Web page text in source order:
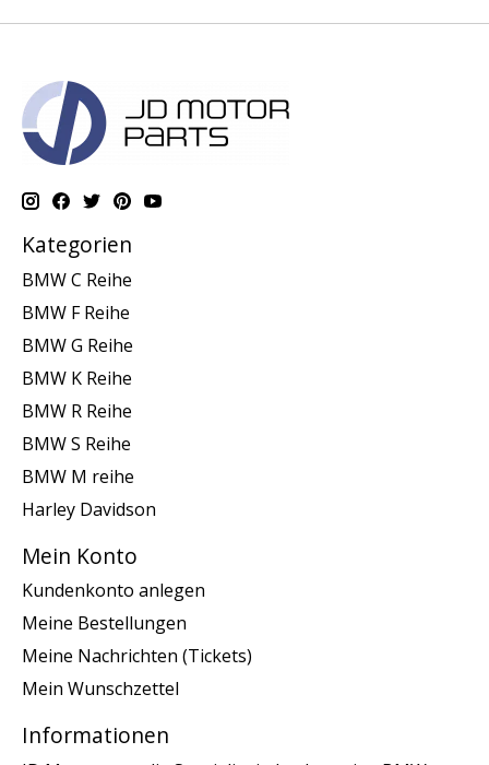
Kategorien
BMW C Reihe
BMW F Reihe
BMW G Reihe
BMW K Reihe
BMW R Reihe
BMW S Reihe
BMW M reihe
Harley Davidson
Mein Konto
Kundenkonto anlegen
Meine Bestellungen
Meine Nachrichten (Tickets)
Mein Wunschzettel
Informationen